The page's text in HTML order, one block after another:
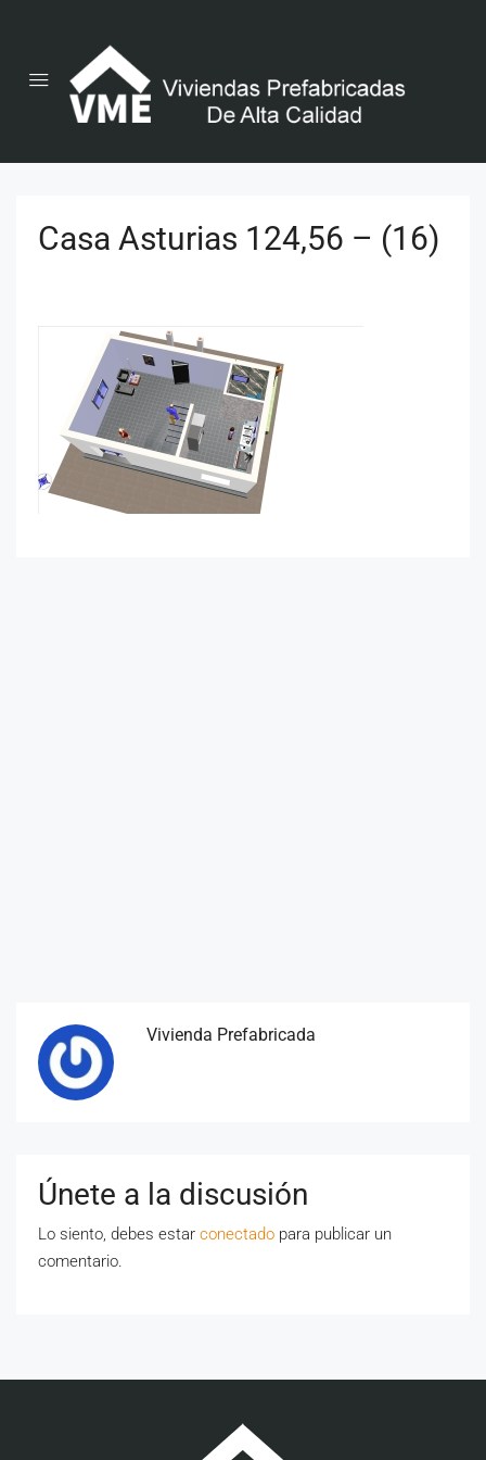
Casa Asturias 124,56 – (16)
Vivienda Prefabricada
Únete a la discusión
Lo siento, debes estar conectado para publicar un
comentario.